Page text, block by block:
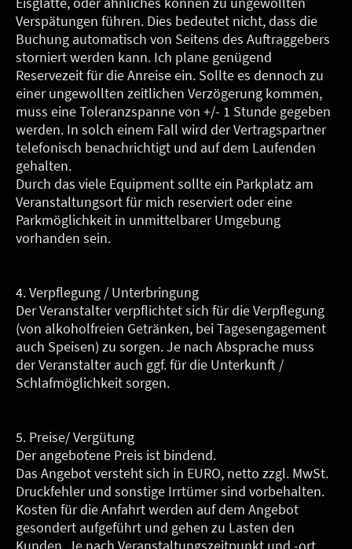
Verspätungen führen. Dies bedeutet nicht, dass die
Buchung automatisch von Seitens des Auftraggebers
storniert werden kann. Ich plane genügend
Reservezeit für die Anreise ein. Sollte es dennoch zu
einer ungewollten zeitlichen Verzögerung kommen,
muss eine Toleranzspanne von +/- 1 Stunde gegeben
werden. In solch einem Fall wird der Vertragspartner
telefonisch benachrichtigt und auf dem Laufenden
gehalten.
Durch das viele Equipment sollte ein Parkplatz am
Veranstaltungsort für mich reserviert oder eine
Parkmöglichkeit in unmittelbarer Umgebung
vorhanden sein.
4. Verpflegung / Unterbringung
Der Veranstalter verpflichtet sich für die Verpflegung
(von alkoholfreien Getränken, bei Tagesengagement
auch Speisen) zu sorgen. Je nach Absprache muss
der Veranstalter auch ggf. für die Unterkunft /
Schlafmöglichkeit sorgen.
5. Preise/ Vergütung
Der angebotene Preis ist bindend.
Das Angebot versteht sich in EURO, netto zzgl. MwSt.
Druckfehler und sonstige Irrtümer sind vorbehalten.
Kosten für die Anfahrt werden auf dem Angebot
gesondert aufgeführt und gehen zu Lasten den